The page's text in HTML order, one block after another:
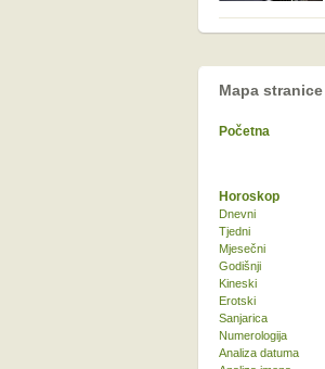
Mapa stranice
Početna
Horoskop
Dnevni
Tjedni
Mjesečni
Godišnji
Kineski
Erotski
Sanjarica
Numerologija
Analiza datuma